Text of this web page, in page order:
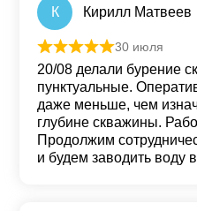
К Кирилл Матвеев
Оценка 5 из 5
30 июля
20/08 делали бурение
пунктуальные.
даже меньше, чем
глубине скважины.
Продолжим
и будем заводить воду